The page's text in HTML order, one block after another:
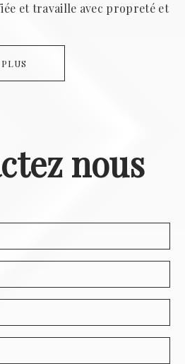
et travaille avec propreté et
nous